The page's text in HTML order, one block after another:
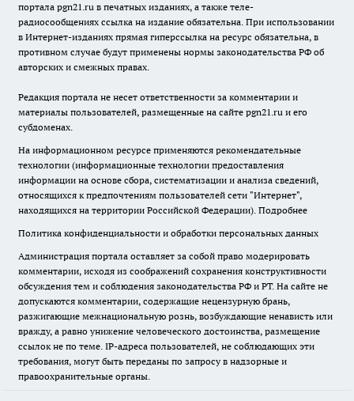
портала pgn21.ru в печатных изданиях, а также теле-
радиосообщениях ссылка на издание обязательна. При использовании
в Интернет-изданиях прямая гиперссылка на ресурс обязательна, в
противном случае будут применены нормы законодательства РФ об
авторских и смежных правах.
Редакция портала не несет ответственности за комментарии и
материалы пользователей, размещенные на сайте pgn21.ru и его
субдоменах.
На информационном ресурсе применяются рекомендательные
технологии (информационные технологии предоставления
информации на основе сбора, систематизации и анализа сведений,
относящихся к предпочтениям пользователей сети "Интернет",
находящихся на территории Российской Федерации). Подробнее
Политика конфиденциальности и обработки персональных данных
Администрация портала оставляет за собой право модерировать
комментарии, исходя из соображений сохранения конструктивности
обсуждения тем и соблюдения законодательства РФ и РТ. На сайте не
допускаются комментарии, содержащие нецензурную брань,
разжигающие межнациональную рознь, возбуждающие ненависть или
вражду, а равно унижение человеческого достоинства, размещение
ссылок не по теме. IP-адреса пользователей, не соблюдающих эти
требования, могут быть переданы по запросу в надзорные и
правоохранительные органы.